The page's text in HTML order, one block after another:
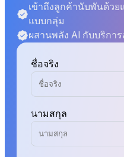
เข้าถึงลูกค้านับพันด้ว
แบบกลุ่ม
ผสานพลัง AI กับบริกา
ชื่อจริง
นามสกุล